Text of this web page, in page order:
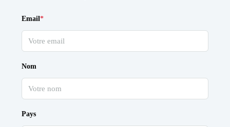
Email*
Nom
Pays